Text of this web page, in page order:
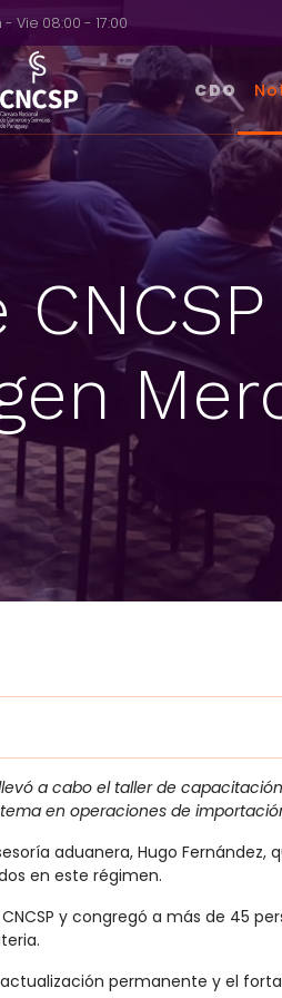
- Vie 08:00 - 17:00
CDO
a cabo el taller de
en operaciones de
aduanera, Hugo
en este régimen.
y congregó a más de 45
permanente y el